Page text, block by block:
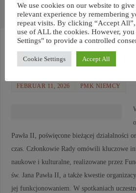
Obradowała Rada
Jana Pawła II w
FEBRUAR 11, 2026 PMK NIEMCY
Pawła II, poświęcone bieżącej działalności
czas. Członkowie Rady omówili kluczowe
naukowe i kulturalne, realizowane przez
św. Jana Pawła II, a także kwestie
jej funkcjonowaniem. W spotkaniach
We use cookies on our website to
relevant experience by remembering
repeat visits. By clicking “Accept
use of ALL the cookies. However,
Settings" to provide a controlled
Cookie Settings Accept All